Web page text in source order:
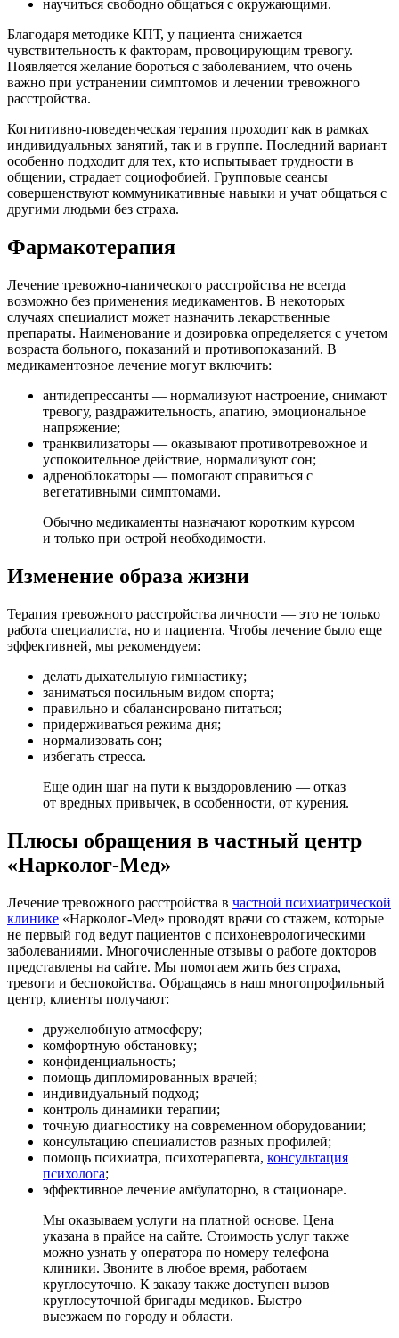
научиться свободно общаться с окружающими.
Благодаря методике КПТ, у пациента снижается
чувствительность к факторам, провоцирующим тревогу.
Появляется желание бороться с заболеванием, что очень
важно при устранении симптомов и лечении тревожного
расстройства.
Когнитивно-поведенческая терапия проходит как в рамках
индивидуальных занятий, так и в группе. Последний вариант
особенно подходит для тех, кто испытывает трудности в
общении, страдает социофобией. Групповые сеансы
совершенствуют коммуникативные навыки и учат общаться с
другими людьми без страха.
Фармакотерапия
Лечение тревожно-панического расстройства не всегда
возможно без применения медикаментов. В некоторых
случаях специалист может назначить лекарственные
препараты. Наименование и дозировка определяется с учетом
возраста больного, показаний и противопоказаний. В
медикаментозное лечение могут включить:
антидепрессанты — нормализуют настроение, снимают
тревогу, раздражительность, апатию, эмоциональное
напряжение;
транквилизаторы — оказывают противотревожное и
успокоительное действие, нормализуют сон;
адреноблокаторы — помогают справиться с
вегетативными симптомами.
Обычно медикаменты назначают коротким курсом
и только при острой необходимости.
Изменение образа жизни
Терапия тревожного расстройства личности — это не только
работа специалиста, но и пациента. Чтобы лечение было еще
эффективней, мы рекомендуем:
делать дыхательную гимнастику;
заниматься посильным видом спорта;
правильно и сбалансировано питаться;
придерживаться режима дня;
нормализовать сон;
избегать стресса.
Еще один шаг на пути к выздоровлению — отказ
от вредных привычек, в особенности, от курения.
Плюсы обращения в частный центр
«Нарколог-Мед»
Лечение тревожного расстройства в частной психиатрической
клинике «Нарколог-Мед» проводят врачи со стажем, которые
не первый год ведут пациентов с психоневрологическими
заболеваниями. Многочисленные отзывы о работе докторов
представлены на сайте. Мы помогаем жить без страха,
тревоги и беспокойства. Обращаясь в наш многопрофильный
центр, клиенты получают:
дружелюбную атмосферу;
комфортную обстановку;
конфиденциальность;
помощь дипломированных врачей;
индивидуальный подход;
контроль динамики терапии;
точную диагностику на современном оборудовании;
консультацию специалистов разных профилей;
помощь психиатра, психотерапевта, консультация
психолога;
эффективное лечение амбулаторно, в стационаре.
Мы оказываем услуги на платной основе. Цена
указана в прайсе на сайте. Стоимость услуг также
можно узнать у оператора по номеру телефона
клиники. Звоните в любое время, работаем
круглосуточно. К заказу также доступен вызов
круглосуточной бригады медиков. Быстро
выезжаем по городу и области.